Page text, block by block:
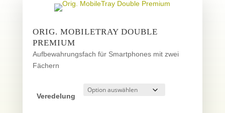
ORIG. MOBILETRAY DOUBLE
PREMIUM
Aufbewahrungsfach für Smartphones mit zwei
Fächern
Veredelung